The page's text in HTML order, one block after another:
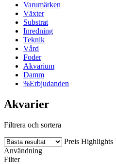
Varumärken
Växter
Substrat
Inredning
Teknik
Vård
Foder
Akvarium
Damm
%Erbjudanden
Akvarier
Filtrera och sortera
Preis Highlights
Användning
Filter